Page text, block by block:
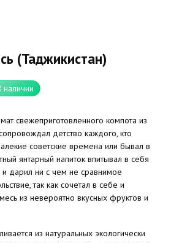
(Таджикистан)
наличии
свежеприготовленного компота из
детство каждого, кто
советские времена или бывал в
янтарный напиток впитывал в себя
дарил ни с чем не сравнимое
так как сочетал в себе и
из невероятно вкусных фруктов и
из натуральных экологически